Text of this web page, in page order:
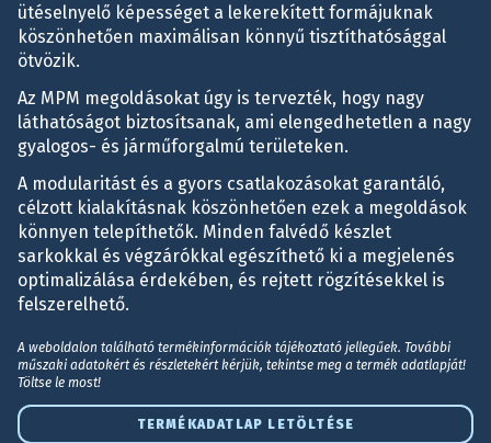
ütéselnyelő képességet a lekerekített formájuknak
köszönhetően maximálisan könnyű tisztíthatósággal
ötvözik.
Az MPM megoldásokat úgy is tervezték, hogy nagy
láthatóságot biztosítsanak, ami elengedhetetlen a nagy
gyalogos- és járműforgalmú területeken.
A modularitást és a gyors csatlakozásokat garantáló,
célzott kialakításnak köszönhetően ezek a megoldások
könnyen telepíthetők. Minden falvédő készlet
sarkokkal és végzárókkal egészíthető ki a megjelenés
optimalizálása érdekében, és rejtett rögzítésekkel is
felszerelhető.
A weboldalon található termékinformációk tájékoztató jellegűek. További
műszaki adatokért és részletekért kérjük, tekintse meg a termék adatlapját!
Töltse le most!
TERMÉKADATLAP LETÖLTÉSE